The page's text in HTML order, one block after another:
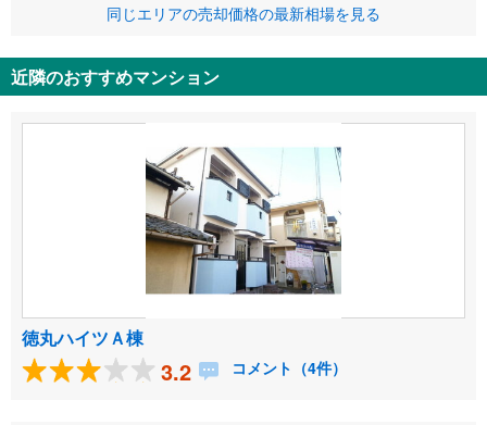
同じエリアの売却価格の最新相場を見る
近隣のおすすめマンション
徳丸ハイツＡ棟
3.2 コメント（4件）